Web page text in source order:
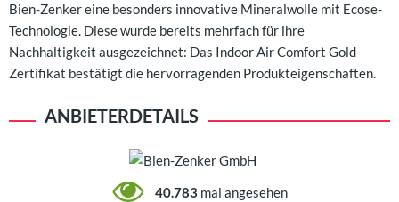
Bien-Zenker eine besonders innovative Mineralwolle mit Ecose-
Technologie. Diese wurde bereits mehrfach für ihre
Nachhaltigkeit ausgezeichnet: Das Indoor Air Comfort Gold-
Zertifikat bestätigt die hervorragenden Produkteigenschaften.
ANBIETERDETAILS
40.783mal angesehen